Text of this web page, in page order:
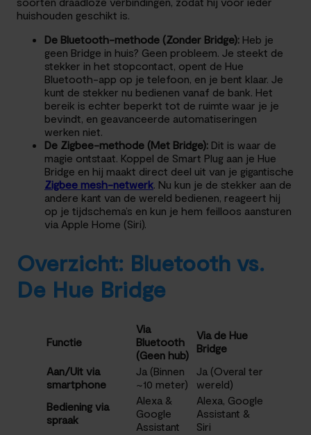
huishouden geschikt is.
De Bluetooth-methode (Zonder Bridge): Heb je
geen Bridge in huis? Geen probleem. Je steekt de
stekker in het stopcontact, opent de Hue
Bluetooth-app op je telefoon, en je bent klaar. Je
kunt de stekker nu bedienen vanaf de bank. Het
bereik is echter beperkt tot de ruimte waar je je
bevindt, en geavanceerde automatiseringen
werken niet.
De Zigbee-methode (Met Bridge): Dit is waar de
magie ontstaat. Koppel de Smart Plug aan je Hue
Bridge en hij maakt direct deel uit van je gigantische
Zigbee mesh-netwerk. Nu kun je de stekker aan de
andere kant van de wereld bedienen, reageert hij
op je tijdschema’s en kun je hem feilloos aansturen
via Apple Home (Siri).
Overzicht: Bluetooth vs.
De Hue Bridge
Functie
Via
Bluetooth
(Geen hub)
Via de Hue
Bridge
Aan/Uit via
smartphone
Ja (Binnen
~10 meter)
Ja (Overal ter
wereld)
Bediening via
spraak
Alexa &
Google
Assistant
Alexa, Google
Assistant &
Siri